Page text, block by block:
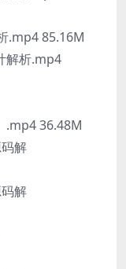
.mp4 85.16M
解析.mp4
36.48M
解
解